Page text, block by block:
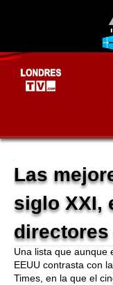
Las
siglo XXI,
Una lista que aunque
EEUU contrasta con
Times, en la que el